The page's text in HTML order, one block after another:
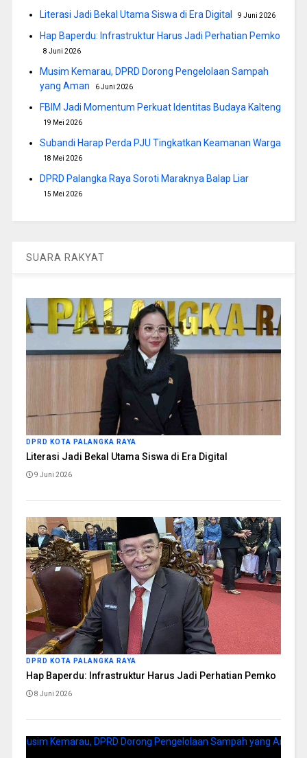
Literasi Jadi Bekal Utama Siswa di Era Digital 9 Juni 2026
Hap Baperdu: Infrastruktur Harus Jadi Perhatian Pemko
8 Juni 2026
Musim Kemarau, DPRD Dorong Pengelolaan Sampah
yang Aman
6 Juni 2026
FBIM Jadi Momentum Perkuat Identitas Budaya Kalteng
19 Mei 2026
Subandi Harap Perda PJU Tingkatkan Keamanan Warga
18 Mei 2026
DPRD Palangka Raya Soroti Maraknya Balap Liar
15 Mei 2026
SUARA RAKYAT
DPRD KOTA PALANGKA RAYA
Literasi Jadi Bekal Utama Siswa di Era Digital
9 Juni 2026
DPRD KOTA PALANGKA RAYA
Hap Baperdu: Infrastruktur Harus Jadi Perhatian Pemko
8 Juni 2026